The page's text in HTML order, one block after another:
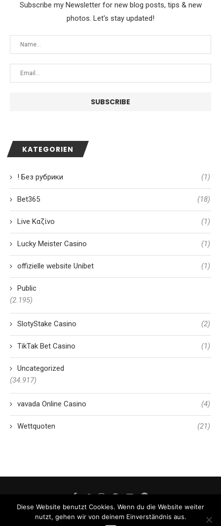
Subscribe my Newsletter for new blog posts, tips & new
photos. Let's stay updated!
KATEGORIEN
! Без рубрики (1)
Bet365 (18)
Live Καζίνο (1)
Lucky Meister Casino (1)
offizielle website Unibet (1)
Public
(2.195)
SlotyStake Casino (2)
TikTak Bet Casino (1)
Uncategorized
(34.917)
vavada Online Casino (4)
Wettquoten (21)
Diese Website benutzt Cookies. Wenn du die Website weiter
nutzt, gehen wir von deinem Einverständnis aus.